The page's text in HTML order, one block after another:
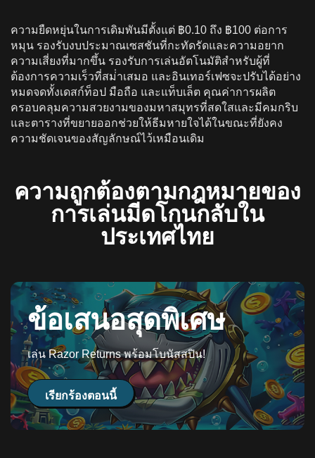
ความยืดหยุ่นในการเดิมพันมีตั้งแต่ ฿0.10 ถึง ฿100 ต่อการ
หมุน รองรับงบประมาณเซสชันที่กะทัดรัดและความอยาก
ความเสี่ยงที่มากขึ้น รองรับการเล่นอัตโนมัติสําหรับผู้ที่
ต้องการความเร็วที่สม่ําเสมอ และอินเทอร์เฟซจะปรับได้อย่าง
หมดจดทั้งเดสก์ท็อป มือถือ และแท็บเล็ต คุณค่าการผลิต
ครอบคลุมความสวยงามของมหาสมุทรที่สดใสและมีคมกริบ
และตารางที่ขยายออกช่วยให้ธีมหายใจได้ในขณะที่ยังคง
ความชัดเจนของสัญลักษณ์ไว้เหมือนเดิม
ความถูกต้องตามกฎหมายของ
การเล่นมีดโกนกลับใน
ประเทศไทย
ข้อเสนอสุดพิเศษ
เล่น Razor Returns พร้อมโบนัสสปิน!
เรียกร้องตอนนี้